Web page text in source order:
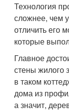
Технология
сложнее, чем
отличить его
которые
Главное
стены жилого
в таком
дома из
а значит,